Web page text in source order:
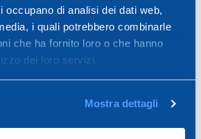
occupano di analisi dei dati web,
i quali potrebbero combinarle
che ha fornito loro o che hanno
dei loro servizi.
Mostra dettagli